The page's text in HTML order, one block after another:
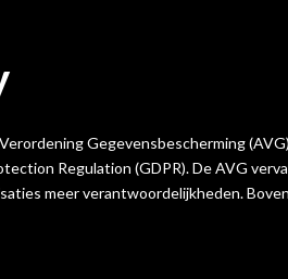
Gegevensbescherming
Regulation (GDPR). De AVG
meer verantwoordelijkheden.